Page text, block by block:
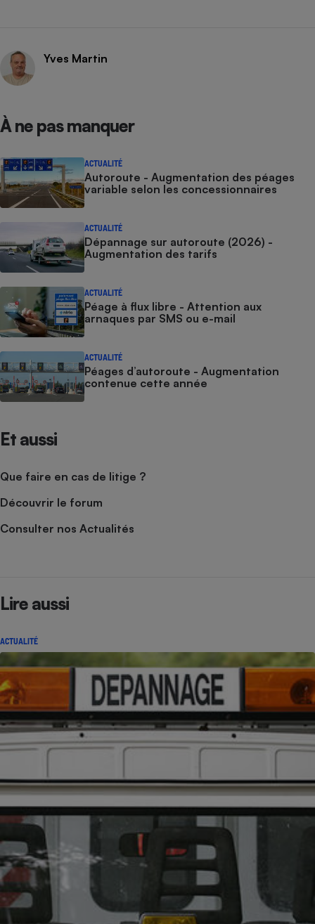
Yves Martin
À ne pas manquer
ACTUALITÉ
Autoroute - Augmentation des péages
variable selon les concessionnaires
ACTUALITÉ
Dépannage sur autoroute (2026) -
Augmentation des tarifs
ACTUALITÉ
Péage à flux libre - Attention aux
arnaques par SMS ou e-mail
ACTUALITÉ
Péages d’autoroute - Augmentation
contenue cette année
Et aussi
Que faire en cas de litige ?
Découvrir le forum
Consulter nos Actualités
Lire aussi
ACTUALITÉ